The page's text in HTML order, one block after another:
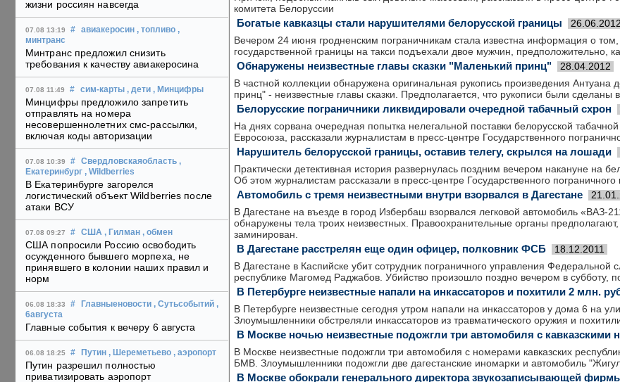
жизни россиян навсегда
07.08 13:19 # авиакеросин , топливо ,
минтранс
Минтранс предложил снизить
требования к качеству авиакеросина
07.08 11:49 # сим-карты , дети , Минцифры
Минцифры предложило запретить
отправлять на номера
несовершеннолетних смс-рассылки,
включая коды авторизации
07.08 10:39 # Свердловскаяобласть ,
Екатеринбург , Wildberries
В Екатеринбурге загорелся
логистический объект Wildberries после
атаки ВСУ
07.08 09:27 # США , Гилман , обмен
США попросили Россию освободить
осужденного бывшего морпеха, не
принявшего в колонии наших правил и
норм
06.08 18:33 # Главныеновости , Сутьсобытий ,
6августа
Главные события к вечеру 6 августа
06.08 18:25 # Путин , Шереметьево , аэропорт
Путин разрешил полностью
приватизировать аэропорт
комитета Белоруссии
Богатые кавказцы стали нарушителями белорусской границы 26.06.2012
Вечером 24 июня гродненским пограничникам стала известна информация о
государственной границы на такси подъехали двое мужчин, предположительно,
Обнаружены неизвестные главы сказки "Маленький принц" 28.04.2012
В частной коллекции обнаружена оригинальная рукопись произведения
принц" - неизвестные главы сказки. Предполагается, что рукописи были сделаны в
Белорусские пограничники ликвидировали очередной табачный схрон
На днях сорвана очередная попытка нелегальной поставки белорусской
Евросоюза, рассказали журналистам в пресс-центре Государственного
Нарушитель белорусской границы, оставив телегу, скрылся на лошади
Практически детективная история развернулась поздним вечером накануне на
Об этом журналистам рассказали в пресс-центре Государственного пограничного
Автомобиль с тремя неизвестными внутри взорвался в Дагестане
В Дагестане на въезде в город Избербаш взорвался легковой автомобиль «ВАЗ-
обнаружены тела троих неизвестных. Правоохранительные органы
заминирован.
В Дагестане расстрелян еще один офицер, полковник ФСБ 18.12.2011
В Дагестане в Каспийске убит сотрудник пограничного управления Федеральной
республике Магомед Раджабов. Убийство произошло поздно вечером в субботу,
В Петербурге неизвестные напали на инкассаторов и похитили 2 млн.
В Петербурге неизвестные сегодня утром напали на инкассаторов у дома 6 на
Злоумышленники обстреляли инкассаторов из травматического оружия и
В Москве ночью неизвестные подожгли три автомобиля с кавказскими
В Москве неизвестные подожгли три автомобиля с номерами кавказских
БМВ. Злоумышленники подожгли две дагестанские иномарки и автомобиль
В Москве обокрали генерального директора звукозаписывающей